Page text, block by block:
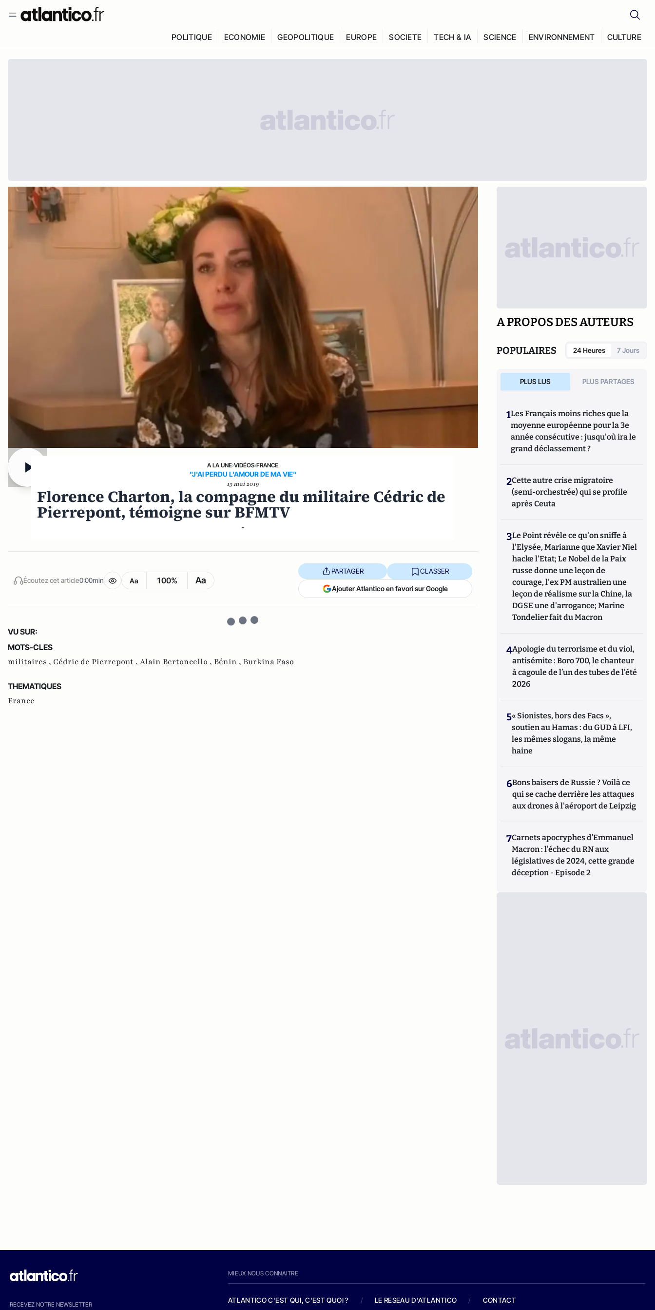
POLITIQUE ECONOMIE GEOPOLITIQUE EUROPE SOCIETE TECH & IA SCIENCE ENVIRONNEMENT CULTURE
A LA UNE›VIDÉOS›FRANCE
"J'AI PERDU L'AMOUR DE MA VIE"
13 mai 2019
Florence Charton, la compagne du militaire Cédric de
Pierrepont, témoigne sur BFMTV
-
Écoutez cet article0:00min Aa 100% Aa
PARTAGER CLASSER
Ajouter Atlantico en favori sur Google
VU SUR:
MOTS-CLES
militaires , Cédric de Pierrepont , Alain Bertoncello , Bénin , Burkina Faso
THEMATIQUES
France
A PROPOS DES AUTEURS
POPULAIRES 24 Heures 7 Jours
PLUS LUS PLUS PARTAGES
1Les Français moins riches que la
moyenne européenne pour la 3e
année consécutive : jusqu'où ira le
grand déclassement ?
2Cette autre crise migratoire
(semi-orchestrée) qui se profile
après Ceuta
3Le Point révèle ce qu'on sniffe à
l'Elysée, Marianne que Xavier Niel
hacke l'Etat; Le Nobel de la Paix
russe donne une leçon de
courage, l'ex PM australien une
leçon de réalisme sur la Chine, la
DGSE une d'arrogance; Marine
Tondelier fait du Macron
4Apologie du terrorisme et du viol,
antisémite : Boro 700, le chanteur
à cagoule de l’un des tubes de l’été
2026
5« Sionistes, hors des Facs »,
soutien au Hamas : du GUD à LFI,
les mêmes slogans, la même
haine
6Bons baisers de Russie ? Voilà ce
qui se cache derrière les attaques
aux drones à l'aéroport de Leipzig
7Carnets apocryphes d’Emmanuel
Macron : l’échec du RN aux
législatives de 2024, cette grande
déception - Episode 2
RECEVEZ NOTRE NEWSLETTER
MIEUX NOUS CONNAITRE
ATLANTICO C'EST QUI, C'EST QUOI ? / LE RESEAU D'ATLANTICO / CONTACT